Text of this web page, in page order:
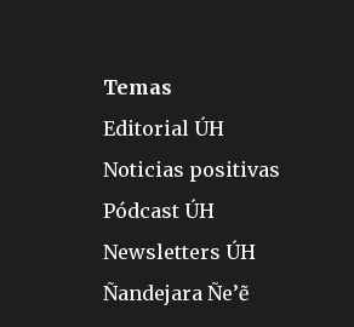
Temas
Editorial ÚH
Noticias positivas
Pódcast ÚH
Newsletters ÚH
Ñandejara Ñe’ẽ